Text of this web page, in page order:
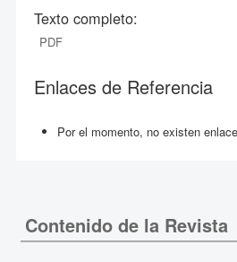
Texto completo:
PDF
Enlaces de Referencia
Por el momento, no existen
Contenido de la Revista